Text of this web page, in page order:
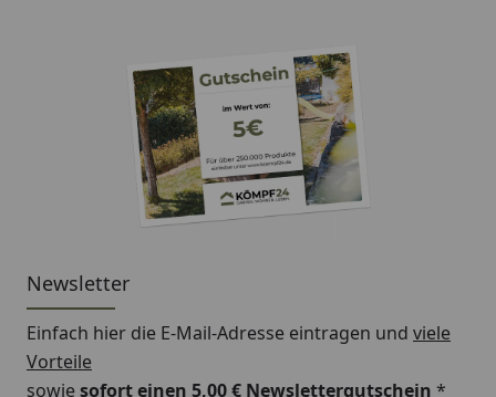
Newsletter
Einfach hier die E-Mail-Adresse eintragen und viele
Vorteile
sowiesofort einen 5,00 € Newslettergutschein *